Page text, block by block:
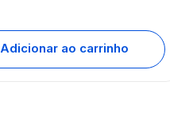
Adicionar ao carrinho